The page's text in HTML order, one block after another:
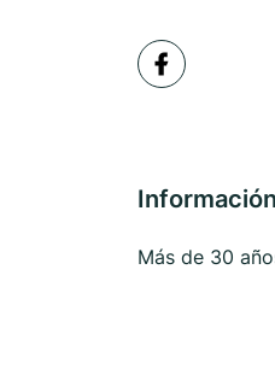
Información
Más de 30